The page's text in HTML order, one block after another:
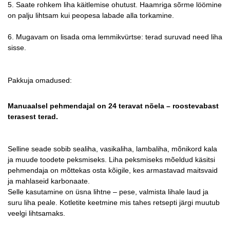
5. Saate rohkem liha käitlemise ohutust. Haamriga sõrme löömine
on palju lihtsam kui peopesa labade alla torkamine.
6. Mugavam on lisada oma lemmikvürtse: terad suruvad need liha
sisse.
Pakkuja omadused:
Manuaalsel pehmendajal on 24 teravat nõela – roostevabast
terasest terad.
Selline seade sobib sealiha, vasikaliha, lambaliha, mõnikord kala
ja muude toodete peksmiseks. Liha peksmiseks mõeldud käsitsi
pehmendaja on mõttekas osta kõigile, kes armastavad maitsvaid
ja mahlaseid karbonaate.
Selle kasutamine on üsna lihtne – pese, valmista lihale laud ja
suru liha peale. Kotletite keetmine mis tahes retsepti järgi muutub
veelgi lihtsamaks.